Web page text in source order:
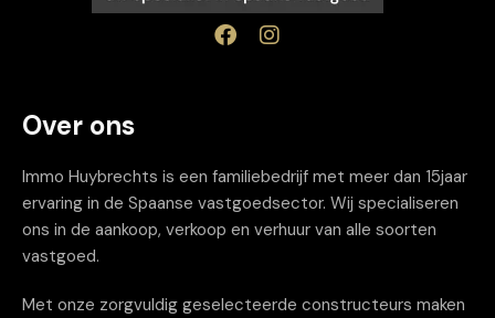
Over ons
Immo Huybrechts is een familiebedrijf met meer dan 15jaar
ervaring in de Spaanse vastgoedsector. Wij specialiseren
ons in de aankoop, verkoop en verhuur van alle soorten
vastgoed.
Met onze zorgvuldig geselecteerde constructeurs maken